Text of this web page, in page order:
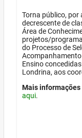
Torna público, por
decrescente de
Área de
projetos/
do Processo de
Acompanhamento
Ensino
Londrina, aos
Mais
aqui.